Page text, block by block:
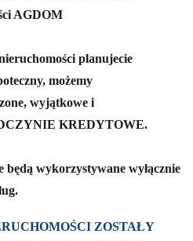
AGDOM
planujecie
możemy
wyjątkowe i
KREDYTOWE.
będą wykorzystywane wyłącznie
ZOSTAŁY